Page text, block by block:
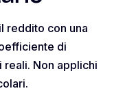
reddito con una
di
Non applichi